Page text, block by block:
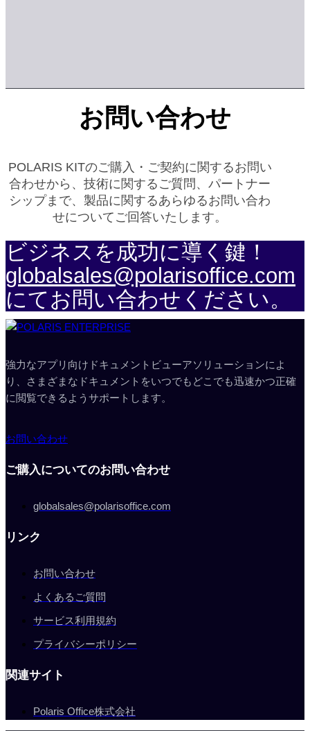
お問い合わせ
POLARIS KITのご購入・ご契約に関するお問い
合わせから、技術に関するご質問、パートナー
シップまで、製品に関するあらゆるお問い合わ
せについてご回答いたします。
ビジネスを成功に導く鍵！
globalsales@polarisoffice.com
にてお問い合わせください。
強力なアプリ向けドキュメントビューアソリューションによ
り、さまざまなドキュメントをいつでもどこでも迅速かつ正確
に閲覧できるようサポートします。
お問い合わせ
ご購入についてのお問い合わせ
globalsales@polarisoffice.com
リンク
お問い合わせ
よくあるご質問
サービス利用規約
プライバシーポリシー
関連サイト
Polaris Office株式会社